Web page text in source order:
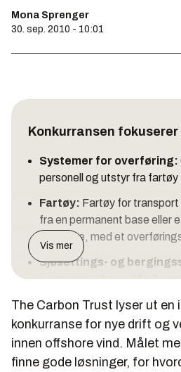
Mona Sprenger
30. sep. 2010 - 10:01
Konkurransen fokuserer
Systemer for overføring:
personell og utstyr fra fartøy
Fartøy: Fartøy for
fra en permanent base eller
turbinene, med et
Sjøsettings- og
permanente baser eller
FAKTA:
Offshore Wind Accelerator,
Vis mer
The Carbon Trust lyser ut en
konkurranse for nye drift og
innen offshore vind. Målet
finne gode løsninger, for